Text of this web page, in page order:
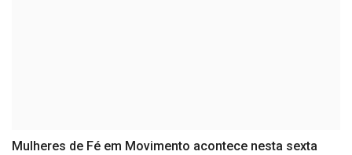
Mulheres de Fé em Movimento acontece nesta sexta